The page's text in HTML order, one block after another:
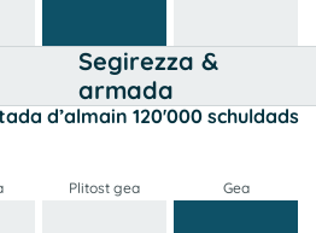
Segirezza &
armada
d’almain 120'000 schuldads
Plitost gea Gea